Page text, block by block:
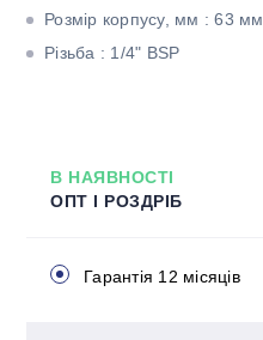
Розмір корпусу, мм : 63 мм
Різьба : 1/4" BSP
В НАЯВНОСТІ
ОПТ І РОЗДРІБ
Гарантія 12 місяців